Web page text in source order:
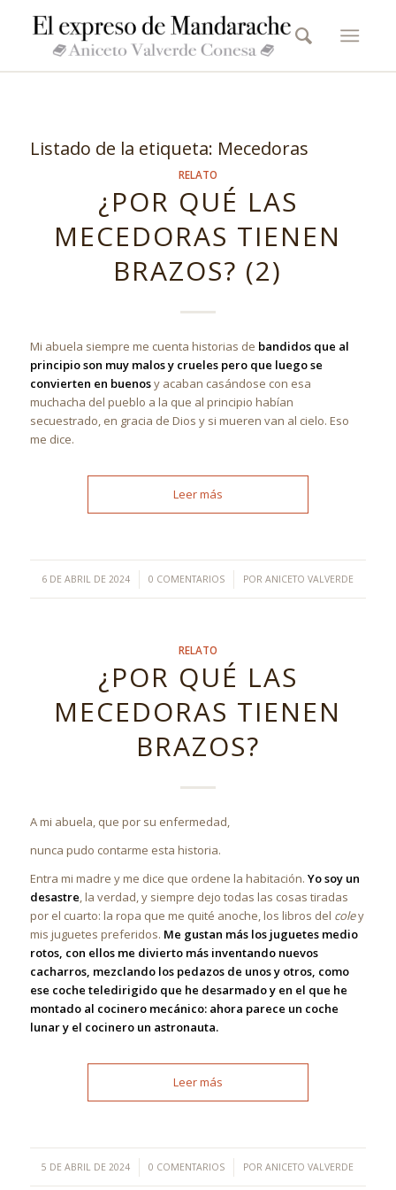
Listado de la etiqueta: Mecedoras
RELATO
¿POR QUÉ LAS
MECEDORAS TIENEN
BRAZOS? (2)
Mi abuela siempre me cuenta historias de bandidos que al
principio son muy malos y crueles pero que luego se
convierten en buenosy acaban casándose con esa
muchacha del pueblo a la que al principio habían
secuestrado, en gracia de Dios y si mueren van al cielo. Eso
me dice.
Leer más
6 DE ABRIL DE 2024
/ 0 COMENTARIOS
/ PORANICETO VALVERDE
RELATO
¿POR QUÉ LAS
MECEDORAS TIENEN
BRAZOS?
A mi abuela, que por su enfermedad,
nunca pudo contarme esta historia.
Entra mi madre y me dice que ordene la habitación. Yo soy un
desastre, la verdad, y siempre dejo todas las cosas tiradas
por el cuarto: la ropa que me quité anoche, los libros del coley
mis juguetes preferidos. Me gustan más los juguetes medio
rotos, con ellos me divierto más inventando nuevos
cacharros, mezclando los pedazos de unos y otros, como
ese coche teledirigido que he desarmado y en el que he
montado al cocinero mecánico: ahora parece un coche
lunar y el cocinero un astronauta.
Leer más
5 DE ABRIL DE 2024
/ 0 COMENTARIOS
/ PORANICETO VALVERDE